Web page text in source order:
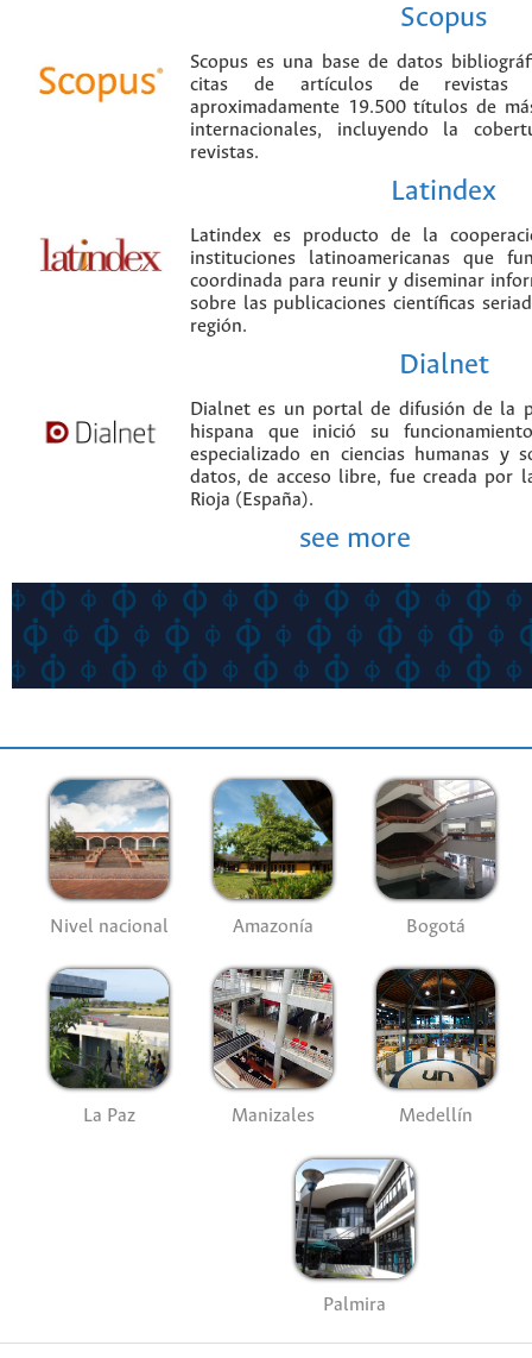
Scopus
Scopus es una base de datos
citas de artículos de revistas
aproximadamente 19.500 títulos de
internacionales, incluyendo la
revistas.
Latindex
Latindex es producto de la
instituciones latinoamericanas que
coordinada para reunir y diseminar
sobre las publicaciones científicas
región.
Dialnet
Dialnet es un portal de difusión de la
hispana que inició su
especializado en ciencias humanas y
datos, de acceso libre, fue creada por
Rioja (España).
see more
Nivel nacional Amazonía Bogotá
La Paz Manizales Medellín
Palmira